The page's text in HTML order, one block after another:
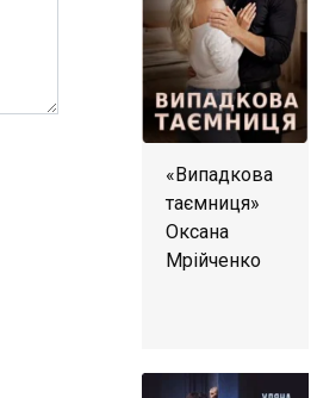
«Випадкова
таємниця»
Оксана
Мрійченко